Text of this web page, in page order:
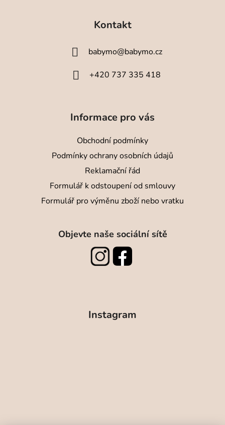
s
Kontakt
babymo@babymo.cz
+420 737 335 418
Informace pro vás
Obchodní podmínky
Podmínky ochrany osobních údajů
Reklamační řád
Formulář k odstoupení od smlouvy
Formulář pro výměnu zboží nebo vratku
Objevte naše sociální sítě
Instagram